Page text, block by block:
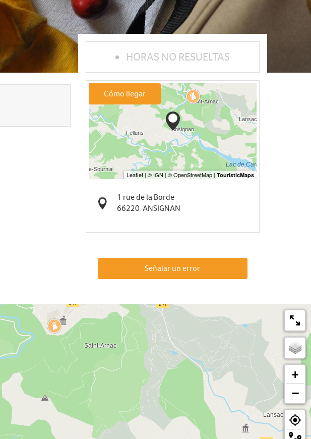
HORAS NO RESUELTAS
Cómo llegar
1 rue de la Borde
66220 ANSIGNAN
Señalar un error
+
−